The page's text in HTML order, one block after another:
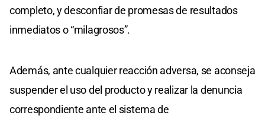
completo, y desconfiar de promesas de resultados
inmediatos o “milagrosos”.
Además, ante cualquier reacción adversa, se aconseja
suspender el uso del producto y realizar la denuncia
correspondiente ante el sistema de